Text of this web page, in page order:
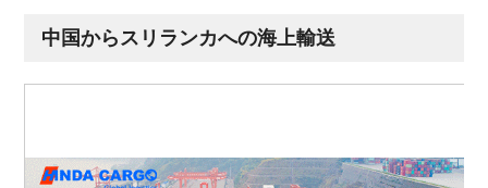
中国からスリランカへの海上輸送